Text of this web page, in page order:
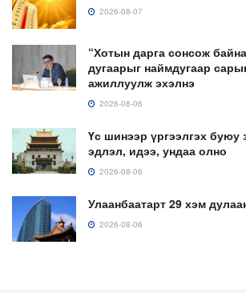
2026-08-07
“Хотын дарга сонсож
дугаарыг наймдугаар
ажиллуулж эхэлнэ
2026-08-06
Үс шинээр үргээлгэх буюу
эдлэл, идээ, ундаа олно
2026-08-06
Улаанбаатарт 29 хэм
2026-08-06